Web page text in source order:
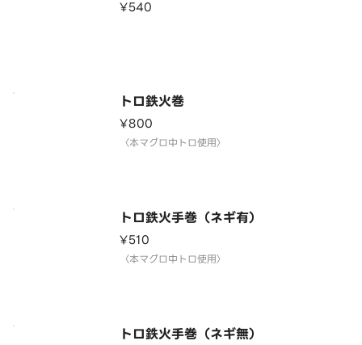
¥540
トロ鉄火巻
¥800
〈本マグロ中トロ使用〉
トロ鉄火手巻（ネギ有）
¥510
〈本マグロ中トロ使用〉
トロ鉄火手巻（ネギ無）